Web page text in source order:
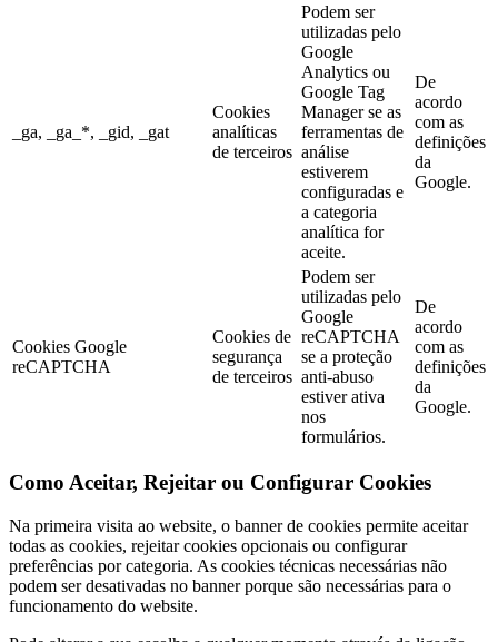
_ga, _ga_*, _gid, _gat
Cookies
analíticas
de terceiros
Podem ser
utilizadas pelo
Google
Analytics ou
Google Tag
Manager se as
ferramentas de
análise
estiverem
configuradas e
a categoria
analítica for
aceite.
De
acordo
com as
definições
da
Google.
Cookies Google
reCAPTCHA
Cookies de
segurança
de terceiros
Podem ser
utilizadas pelo
Google
reCAPTCHA
se a proteção
anti-abuso
estiver ativa
nos
formulários.
De
acordo
com as
definições
da
Google.
Como Aceitar, Rejeitar ou Configurar Cookies
Na primeira visita ao website, o banner de cookies permite aceitar
todas as cookies, rejeitar cookies opcionais ou configurar
preferências por categoria. As cookies técnicas necessárias não
podem ser desativadas no banner porque são necessárias para o
funcionamento do website.